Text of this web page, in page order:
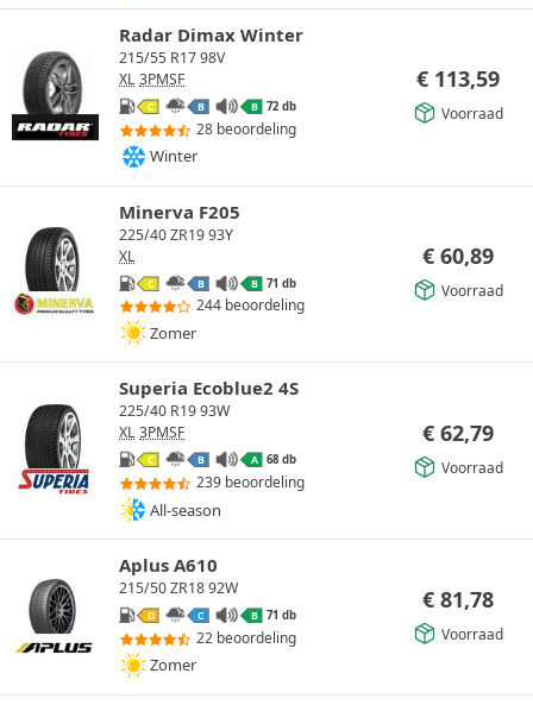
Radar Dimax Winter
215/55 R17 98V
XL 3PMSF
C B B 72 db
28 beoordeling
Winter
€ 113,59
Voorraad
Minerva F205
225/40 ZR19 93Y
XL
C B B 71 db
244 beoordeling
Zomer
€ 60,89
Voorraad
Superia Ecoblue2 4S
225/40 R19 93W
XL 3PMSF
C B A 68 db
239 beoordeling
All-season
€ 62,79
Voorraad
Aplus A610
215/50 ZR18 92W
D C B 71 db
22 beoordeling
Zomer
€ 81,78
Voorraad